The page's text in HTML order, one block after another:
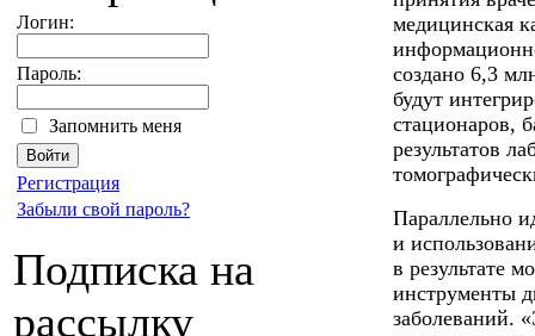
Логин:
Пароль:
Запомнить меня
Регистрация
Забыли свой пароль?
Подписка на
рассылку
медицинская
создано 6,3
будут
стационаров,
результатов
Параллельно
и
в результате
инструменты
заболеваний.